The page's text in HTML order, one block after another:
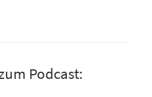
Podcast: